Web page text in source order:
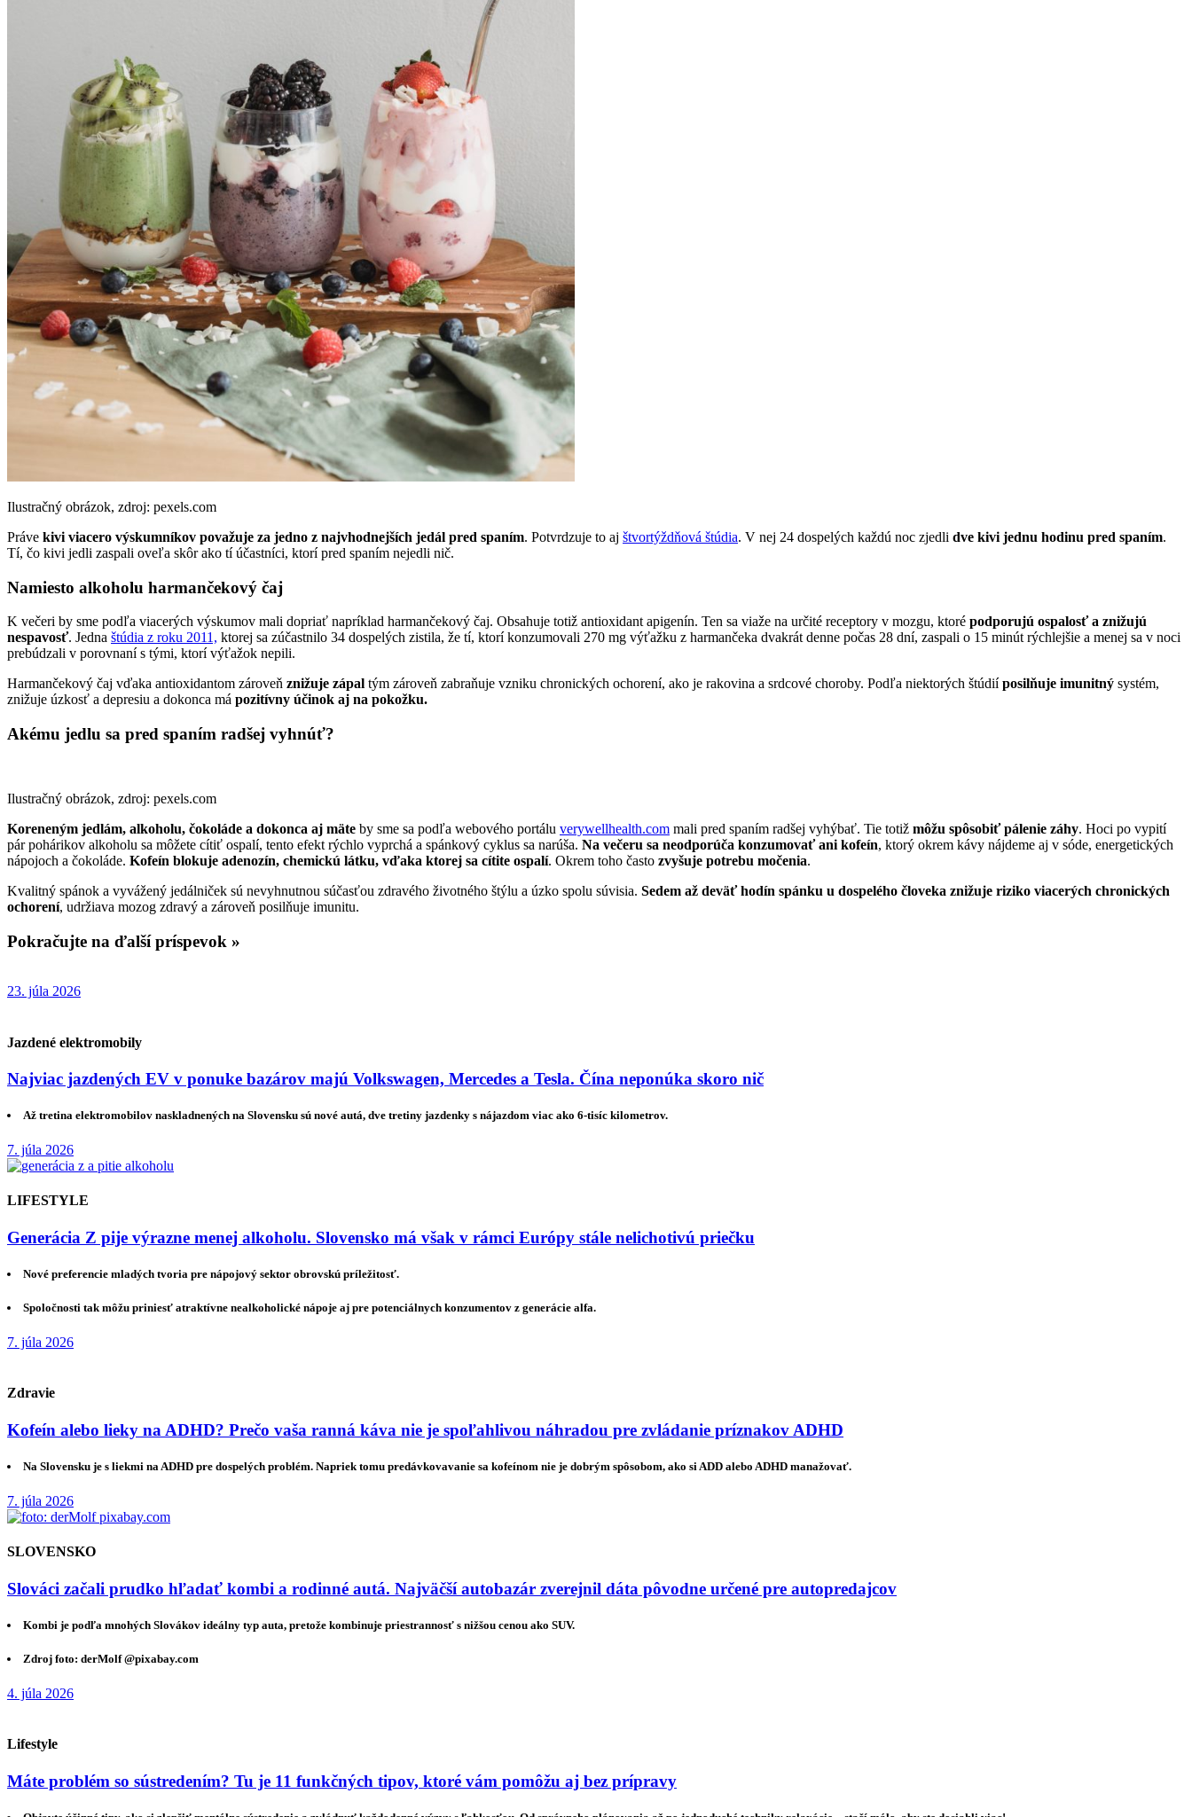
Ilustračný obrázok, zdroj: pexels.com
Práve kivi viacero výskumníkov považuje za jedno z najvhodnejších jedál pred spaním. Potvrdzuje to aj štvortýždňová štúdia. V nej 24 dospelých každú noc zjedli dve kivi jednu hodinu pred spaním.
Tí, čo kivi jedli zaspali oveľa skôr ako tí účastníci, ktorí pred spaním nejedli nič.
Namiesto alkoholu harmančekový čaj
K večeri by sme podľa viacerých výskumov mali dopriať napríklad harmančekový čaj. Obsahuje totiž antioxidant apigenín. Ten sa viaže na určité receptory v mozgu, ktoré podporujú ospalosť a znižujú
nespavosť. Jedna štúdia z roku 2011, ktorej sa zúčastnilo 34 dospelých zistila, že tí, ktorí konzumovali 270 mg výťažku z harmančeka dvakrát denne počas 28 dní, zaspali o 15 minút rýchlejšie a menej sa v noci
prebúdzali v porovnaní s tými, ktorí výťažok nepili.
Harmančekový čaj vďaka antioxidantom zároveň znižuje zápal tým zároveň zabraňuje vzniku chronických ochorení, ako je rakovina a srdcové choroby. Podľa niektorých štúdiíposilňuje imunitný systém,
znižuje úzkosť a depresiu a dokonca má pozitívny účinok aj na pokožku.
Akému jedlu sa pred spaním radšej vyhnúť?
Ilustračný obrázok, zdroj: pexels.com
Koreneným jedlám, alkoholu, čokoláde a dokonca aj mäte by sme sa podľa webového portálu verywellhealth.com mali pred spaním radšej vyhýbať. Tie totiž môžu spôsobiť pálenie záhy. Hoci po vypití
pár pohárikov alkoholu sa môžete cítiť ospalí, tento efekt rýchlo vyprchá a spánkový cyklus sa narúša. Na večeru sa neodporúča konzumovať ani kofeín, ktorý okrem kávy nájdeme aj v sóde, energetických
nápojoch a čokoláde. Kofeín blokuje adenozín, chemickú látku, vďaka ktorej sa cítite ospalí. Okrem toho často zvyšuje potrebu močenia.
Kvalitný spánok a vyvážený jedálniček sú nevyhnutnou súčasťou zdravého životného štýlu a úzko spolu súvisia. Sedem až deväť hodín spánku u dospelého človeka znižuje riziko viacerých chronických
ochorení, udržiava mozog zdravý a zároveň posilňuje imunitu.
Pokračujte na ďalší príspevok »
23. júla 2026
Jazdené elektromobily
Najviac jazdených EV v ponuke bazárov majú Volkswagen, Mercedes a Tesla. Čína neponúka skoro nič
Až tretina elektromobilov naskladnených na Slovensku sú nové autá, dve tretiny jazdenky s nájazdom viac ako 6-tisíc kilometrov.
7. júla 2026
LIFESTYLE
Generácia Z pije výrazne menej alkoholu. Slovensko má však v rámci Európy stále nelichotivú priečku
Nové preferencie mladých tvoria pre nápojový sektor obrovskú príležitosť.
Spoločnosti tak môžu priniesť atraktívne nealkoholické nápoje aj pre potenciálnych konzumentov z generácie alfa.
7. júla 2026
Zdravie
Kofeín alebo lieky na ADHD? Prečo vaša ranná káva nie je spoľahlivou náhradou pre zvládanie príznakov ADHD
Na Slovensku je s liekmi na ADHD pre dospelých problém. Napriek tomu predávkovavanie sa kofeínom nie je dobrým spôsobom, ako si ADD alebo ADHD manažovať.
7. júla 2026
SLOVENSKO
Slováci začali prudko hľadať kombi a rodinné autá. Najväčší autobazár zverejnil dáta pôvodne určené pre autopredajcov
Kombi je podľa mnohých Slovákov ideálny typ auta, pretože kombinuje priestrannosť s nižšou cenou ako SUV.
Zdroj foto: derMolf @pixabay.com
4. júla 2026
Lifestyle
Máte problém so sústredením? Tu je 11 funkčných tipov, ktoré vám pomôžu aj bez prípravy